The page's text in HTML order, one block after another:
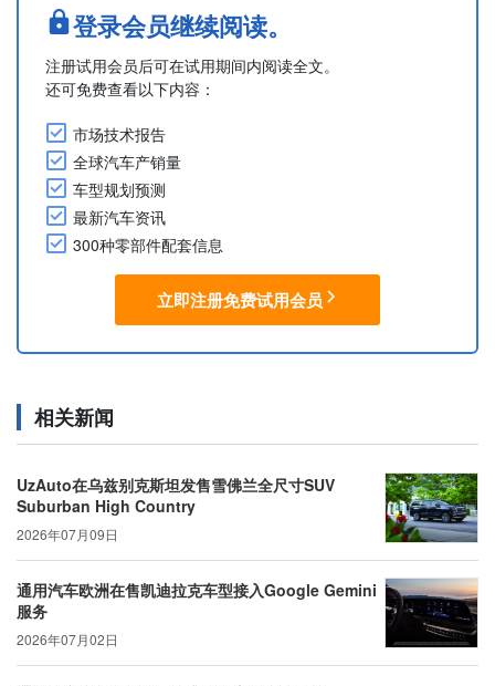
在斯普林希尔工厂增加生产汽油版Blazer。
拉莫斯阿里斯佩工厂以2026款Blazer为最终批次，将于9月
正....
登录会员继续阅读。
注册试用会员后可在试用期间内阅读全文。
还可免费查看以下内容：
市场技术报告
全球汽车产销量
车型规划预测
最新汽车资讯
300种零部件配套信息
立即注册免费试用会员
相关新闻
UzAuto在乌兹别克斯坦发售雪佛兰全尺寸SUV
Suburban High Country
2026年07月09日
通用汽车欧洲在售凯迪拉克车型接入Google Gemini
服务
2026年07月02日